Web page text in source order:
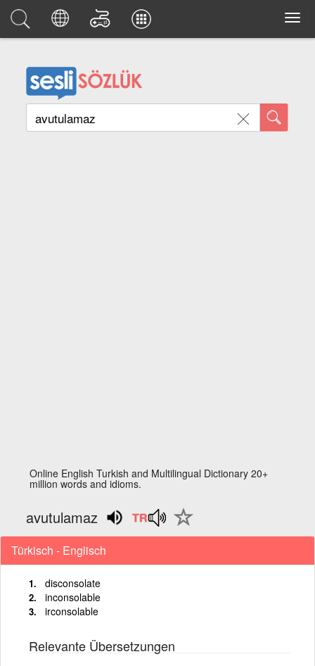
Online English Turkish and Multilingual Dictionary 20+
million words and idioms.
avutulamaz
Türkisch - Englisch
disconsolate
inconsolable
irconsolable
Relevante Übersetzungen